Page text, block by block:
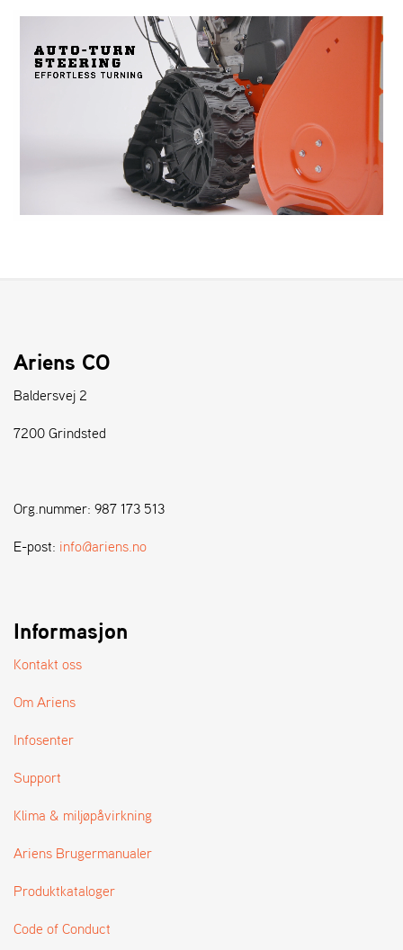
Ariens CO
Baldersvej 2
7200 Grindsted
Org.nummer: 987 173 513
E-post: info@ariens.no
Informasjon
Kontakt oss
Om Ariens
Infosenter
Support
Klima & miljøpåvirkning
Ariens Brugermanualer
Produktkataloger
Code of Conduct